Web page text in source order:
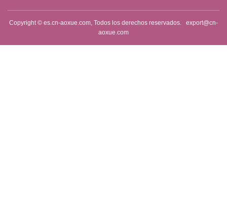
Copyright © es.cn-aoxue.com, Todos los derechos reservados. export@cn-
aoxue.com